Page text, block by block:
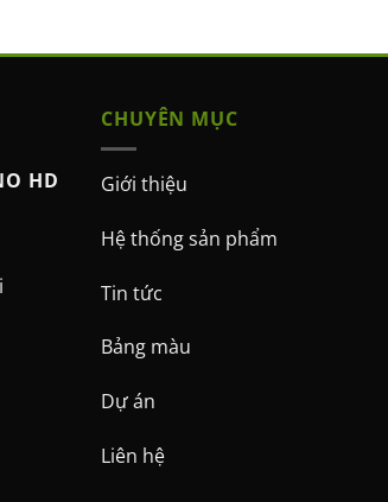
HD
CHUYÊN MỤC
Giới thiệu
Hệ thống sản phẩm
Tin tức
Bảng màu
Dự án
Liên hệ